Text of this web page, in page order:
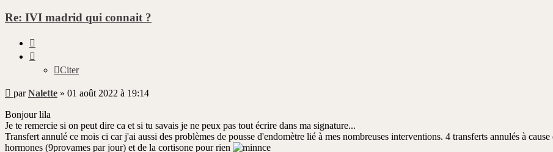
Re: IVI madrid qui connait ?
Citer
Message
non
lu
parNalette » 01 août 2022 à 19:14
Bonjour lila
Je te remercie si on peut dire ca et si tu savais je ne peux pas tout écrire dans ma signature...
Transfert annulé ce mois ci car j'ai aussi des problèmes de pousse d'endomètre lié à mes nombreuses interventions. 4 transferts annulés à
hormones (9provames par jour) et de la cortisone pour rien